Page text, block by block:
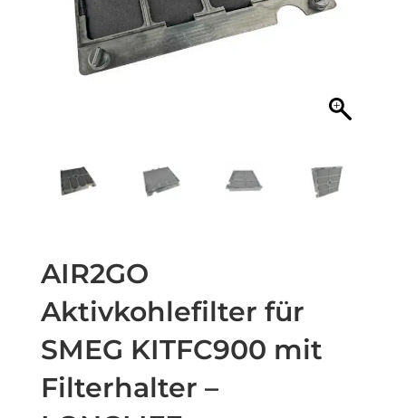
AIR2GO
Aktivkohlefilter für
SMEG KITFC900 mit
Filterhalter –